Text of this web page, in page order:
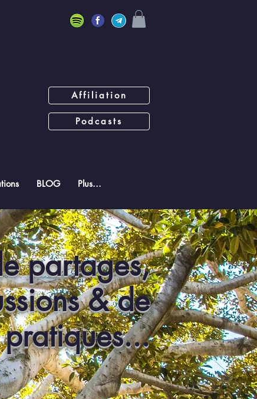
Affiliation
Podcasts
BLOG Plus...
partages,
& de
pratiques...